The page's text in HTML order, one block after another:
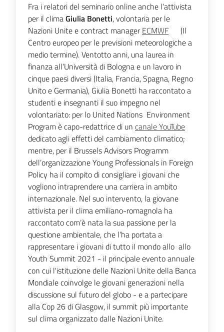
Fra i relatori del seminario online anche l’attivista
per il climaGiulia Bonetti, volontaria per le
Nazioni Unite e contract managerECMWF
(Il
Centro europeo per le previsioni meteorologiche a
medio termine). Ventotto anni, una laurea in
finanza all’Università di Bologna e un lavoro in
cinque paesi diversi (Italia, Francia, Spagna, Regno
Unito e Germania), Giulia Bonetti ha raccontato a
studenti e insegnanti il suo impegno nel
volontariato: per lo United Nations Environment
Program è capo-redattrice di un canale YouTube
dedicato agli effetti del cambiamento climatico;
mentre, per il Brussels Advisors Programm
dell’organizzazione Young Professionals in Foreign
Policy ha il compito di consigliare i giovani che
vogliono intraprendere una carriera in ambito
internazionale. Nel suo intervento, la giovane
attivista per il clima emiliano-romagnola ha
raccontato com’è nata la sua passione per la
questione ambientale, che l’ha portata a
rappresentare i giovani di tutto il mondo allo allo
Youth Summit 2021 - il principale evento annuale
con cui l'istituzione delle Nazioni Unite della Banca
Mondiale coinvolge le giovani generazioni nella
discussione sul futuro del globo - e a partecipare
alla Cop 26 di Glasgow, il summit più importante
sul clima organizzato dalle Nazioni Unite.